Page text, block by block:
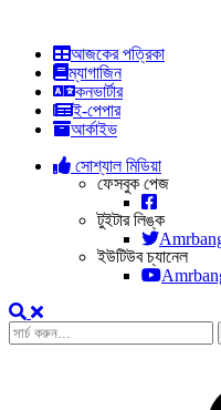
আজকের পত্রিকা
ম্যাগাজিন
কনভার্টার
ই-পেপার
আর্কাইভ
সোশ্যাল মিডিয়া
ফেসবুক পেজ
টুইটার লিঙ্ক
ইউটিউব চ্যানেল